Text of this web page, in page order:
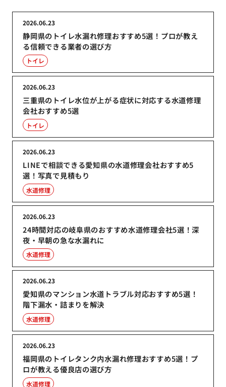
静岡県のトイレ水漏れ修理おすすめ5選！プロが教え
る信頼できる業者の選び方
2026.06.23
トイレ
三重県のトイレ水位が上がる症状に対応する水道修理
会社おすすめ5選
2026.06.23
トイレ
LINEで相談できる愛知県の水道修理会社おすすめ5
選！写真で見積もり
2026.06.23
水道修理
24時間対応の岐阜県のおすすめ水道修理会社5選！深
夜・早朝の急な水漏れに
2026.06.23
水道修理
愛知県のマンション水道トラブル対応おすすめ5選！
階下漏水・詰まりを解決
2026.06.23
水道修理
福岡県のトイレタンク内水漏れ修理おすすめ5選！プ
ロが教える優良店の選び方
2026.06.23
水道修理